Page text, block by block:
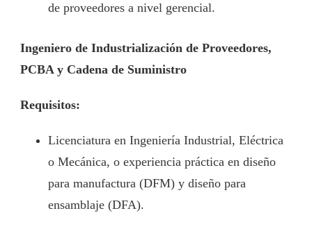
de proveedores a nivel gerencial.
Ingeniero de Industrialización de Proveedores,
PCBA y Cadena de Suministro
Requisitos:
Licenciatura en Ingeniería Industrial, Eléctrica
o Mecánica, o experiencia práctica en diseño
para manufactura (DFM) y diseño para
ensamblaje (DFA).